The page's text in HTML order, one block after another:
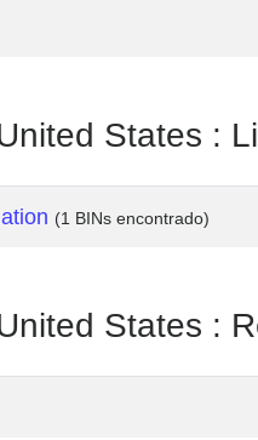
States :
(1 BINs encontrado)
States :